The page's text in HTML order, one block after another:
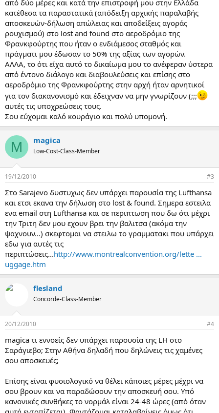
από δύο μέρες και κατά την επιστροφή μου στην Ελλάδα
κατέθεσα τα παραστατικά (απόδειξη αρχικής παραλαβής
αποσκευών-δήλωση απώλειας και αποδείξεις αγοράς
ρουχισμού) στο lost and found στο αεροδρόμιο της
Φρανκφούρτης που ήταν ο ενδιάμεσος σταθμός και
πράγματι μου έδωσαν το 50% της αξίας των αγορών.
ΑΛΛΑ, το ότι είχα αυτό το δικαίωμα μου το ανέφεραν ύστερα
από έντονο διάλογο και διαβουλεύσεις και επίσης στο
αεροδρόμιο της Φρανκφούρτης στην αρχή ήταν αρνητικοί
για τον διακανονισμό και έδειχναν να μην γνωρίζουν (;;;
αυτές τις υποχρεώσεις τους.
Σου εύχομαι καλό κουράγιο και πολύ υπομονή.
M magica
Low-Cost-Class-Member
19/12/2010 #3
Στο Sarajevo δυστυχως δεν υπάρχει παρουσία της Lufthansa
και ετσι εκανα την δήλωση στο lost & found. Σημερα εστειλα
ενα email στη Lufthansa και σε περιπτωση που δω ότι μέχρι
την Τριτη δεν μου εχουν βρει την βαλιτσα (ακόμα την
ψαχνουν...) σκεφτομαι να στειλω το γραμματακι που υπάρχει
εδω για αυτές τις
περιπτώσεις...http://www.montrealconvention.org/lette ...
uggage.htm
flesland
Concorde-Class-Member
20/12/2010 #4
magica τι εννοείς δεν υπάρχει παρουσία της LH στο
Σαράγιεβο; Στην Αθήνα δηλαδή που δηλώνεις τις χαμένες
σου αποσκευές;
Επίσης είναι φυσιολογικό να θέλει κάποιες μέρες μέχρι να
σου βρουν και να παραδώσουν την αποσκευή σου. Υπό
κανονικές συνθήκες το νορμάλ είναι 24-48 ώρες (από όταν